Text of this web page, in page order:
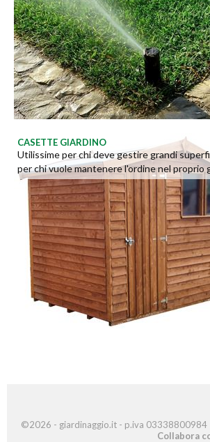
CASETTE GIARDINO
Utilissime per chi deve gestire grandi
per chi vuole mantenere l'ordine nel proprio
©2026 - giardinaggio.it - p.iva 03338800984
Collabora